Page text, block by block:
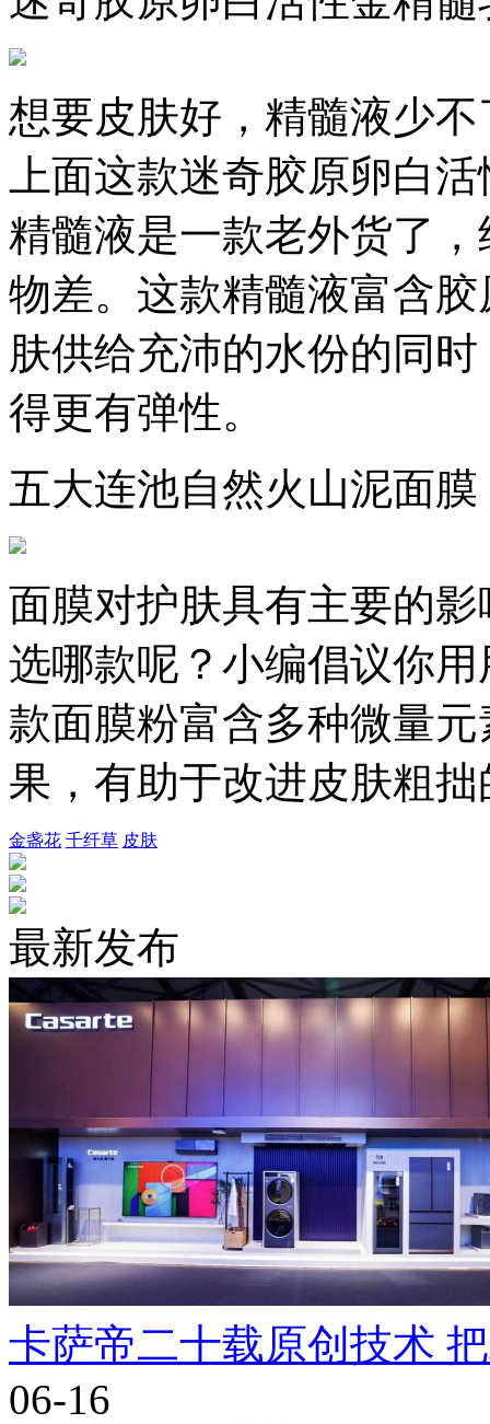
想要皮肤好，精髓液少
上面这款迷奇胶原卵白
精髓液是一款老外货了
物差。这款精髓液富含
肤供给充沛的水份的同
得更有弹性。
五大连池自然火山泥面膜
面膜对护肤具有主要的
选哪款呢？小编倡议你
款面膜粉富含多种微量
果，有助于改进皮肤粗
金盏花 千纤草 皮肤
最新发布
卡萨帝二十载原创技术
06-16